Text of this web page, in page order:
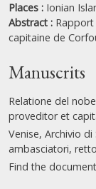
Places : Ionian
Abstract :
capitaine de
Manuscrits
Relatione del
proveditor et
Venise, Archivio
ambasciatori,
Find the